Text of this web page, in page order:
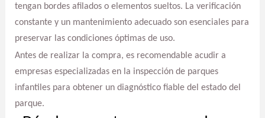
tengan bordes afilados o elementos sueltos. La verificación
constante y un mantenimiento adecuado son esenciales para
preservar las condiciones óptimas de uso.
Antes de realizar la compra, es recomendable acudir a
empresas especializadas en la inspección de parques
infantiles para obtener un diagnóstico fiable del estado del
parque.